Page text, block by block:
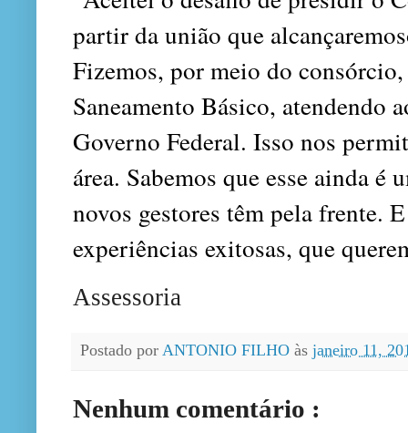
partir da união que
Fizemos, por meio do
Saneamento Básico, atendendo
Governo Federal. Isso nos
área. Sabemos que esse ainda
novos gestores têm pela frente.
experiências exitosas, que
Assessoria
Postado por ANTONIO FILHO às janeiro 11,
Nenhum comentário :